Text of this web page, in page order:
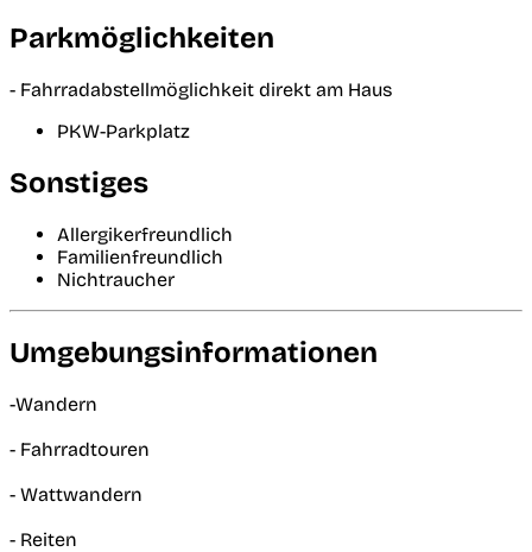
Parkmöglichkeiten
- Fahrradabstellmöglichkeit direkt am Haus
PKW-Parkplatz
Sonstiges
Allergikerfreundlich
Familienfreundlich
Nichtraucher
Umgebungsinformationen
-Wandern
- Fahrradtouren
- Wattwandern
- Reiten